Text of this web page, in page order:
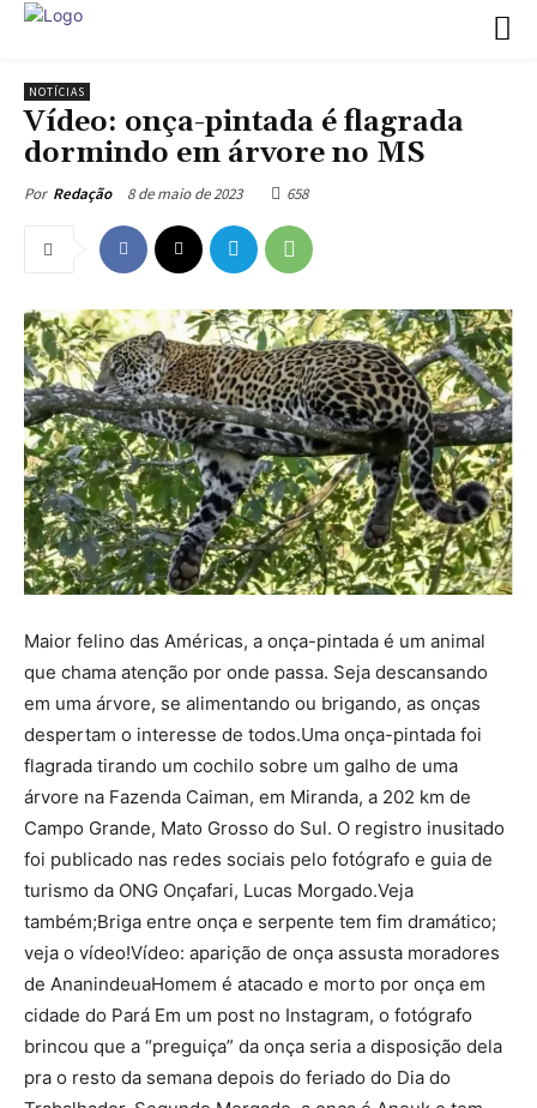
NOTÍCIAS
Vídeo: onça-pintada é flagrada
dormindo em árvore no MS
Por Redação 8 de maio de 2023 658
Maior felino das Américas, a onça-pintada é um animal
que chama atenção por onde passa. Seja descansando
em uma árvore, se alimentando ou brigando, as onças
despertam o interesse de todos.Uma onça-pintada foi
flagrada tirando um cochilo sobre um galho de uma
árvore na Fazenda Caiman, em Miranda, a 202 km de
Campo Grande, Mato Grosso do Sul. O registro inusitado
foi publicado nas redes sociais pelo fotógrafo e guia de
turismo da ONG Onçafari, Lucas Morgado.Veja
também;Briga entre onça e serpente tem fim dramático;
veja o vídeo!Vídeo: aparição de onça assusta moradores
de AnanindeuaHomem é atacado e morto por onça em
cidade do Pará Em um post no Instagram, o fotógrafo
brincou que a “preguiça” da onça seria a disposição dela
pra o resto da semana depois do feriado do Dia do